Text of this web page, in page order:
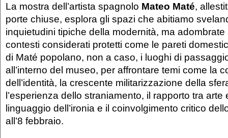
La mostra dell’artista spagnolo Mateo Maté,
porte chiuse, esplora gli spazi che abitiamo
inquietudini tipiche della modernità, ma adombrate
contesti considerati protetti come le pareti
di Maté popolano, non a caso, i luoghi di
all’interno del museo, per affrontare temi come la
dell’identità, la crescente militarizzazione della
l’esperienza dello straniamento, il rapporto tra arte
linguaggio dell’ironia e il coinvolgimento critico
all’8 febbraio.